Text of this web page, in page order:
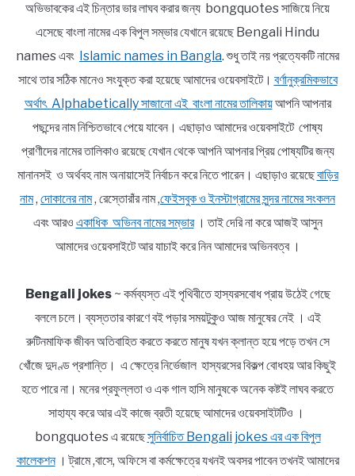
অভিভাবকের এই চিন্তার ভার লাঘব করার জন্য bongquotes সাজিয়ে নিয়ে
এসেছে বাংলা নামের এক বিপুল সম্ভার যেখানে রয়েছে Bengali Hindu
names এবং Islamic names in Bangla. শুধু তাই নয় প্রত্যেকটি নামের
সাথে তার সঠিক মানেও সংযুক্ত করা হয়েছে আমাদের ওয়েবসাইটে। বর্ণানুক্রমিকভাবে
অর্থাৎ Alphabetically সাজানো এই বাংলা নামের তালিকায়আপনি আপনার
পছন্দের নাম নিশ্চিতভাবে পেয়ে যাবেন। এছাড়াও আমাদের ওয়েবসাইটে পোষ্য
প্রাণীদের নামের তালিকাও রয়েছে যেখান থেকে আপনি আপনার প্রিয় পোষ্যটির জন্য
মানানসই ও অর্থবহ নাম অনায়াসেই নির্বাচন করে নিতে পারেন। এছাড়াও রয়েছেবাড়ির
নাম, দোকানের নাম, রেস্তোরাঁর নাম ,ফেইসবুক ও ইনস্টাগ্রামের সুন্দর নামের সংকলন
এবং আরও একাধিক অভিনব নামের সম্ভার। তাই দেরি না করে আজই আসুন
আমাদের ওয়েবসাইটে আর যাচাই করে নিন আমাদের অভিনবত্ব ।
Bengali jokes~ কর্মব্যস্ত এই পৃথিবীতে হাস্যরসবোধ প্রায় উঠেই গেছে
বললে চলে। ব্যস্ততার কারণে বই পড়ার সময়টুকুও আজ মানুষের নেই । এই
রুটিনমাফিক জীবন অতিবাহিত করতে করতে মানুষ যখন ক্লান্ত হয়ে পড়ে তখন সে
খোঁজে দুদণ্ড প্রশান্তি। এ ক্ষেত্রে নির্ভেজাল হাস্যরসের বিকল্প বোধহয় আর কিছুই
হতে পারে না। মনের প্রফুল্লতা ও এক গাল হাসি মানুষকে অনেক কষ্টই লাঘব করতে
সাহায্য করে আর এই কাজে ব্রতী হয়েছে আমাদের ওয়েবসাইটটিও ।
bongquotes এ রয়েছেসুনির্বাচিত Bengali jokes এর এক বিপুল
কালেকশন। ট্রামে ,বাসে, অফিসে বা কর্মক্ষেত্রে যখনই অবসর পাবেন তখনই আমাদের